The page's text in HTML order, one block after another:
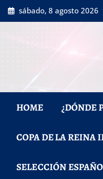
Saltar
al
sábado, 8 agosto 2026
HOME ¿DÓNDE
COPA DE LA REINA
SELECCIÓN